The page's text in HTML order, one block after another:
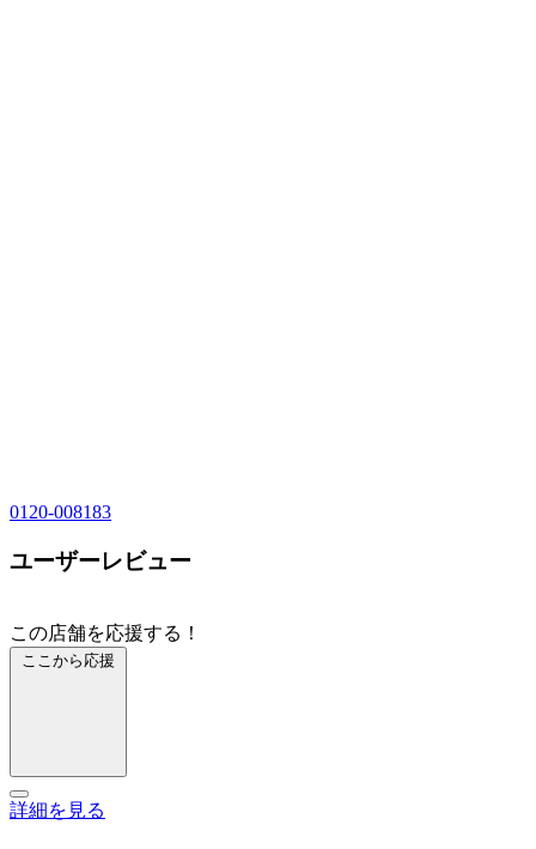
0120-008183
ユーザーレビュー
この店舗を応援する！
ここから応援
詳細を見る